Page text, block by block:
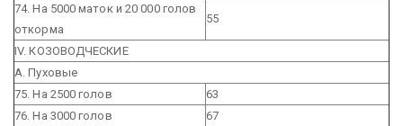
74. На 5000 маток и 20 000 голов
откорма
55
IV. КОЗОВОДЧЕСКИЕ
А. Пуховые
75. На 2500 голов
63
76. На 3000 голов
67